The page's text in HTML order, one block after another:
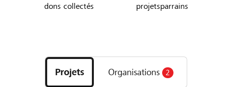
dons collectés projetsparrains
les
projets
Projets Organisations 2